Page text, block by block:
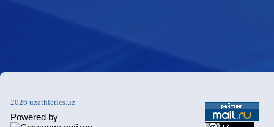
2026 uzathletics.uz
Powered by